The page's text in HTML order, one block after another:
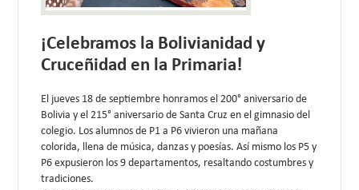
¡Celebramos la Bolivianidad y
Cruceñidad en la Primaria!
El jueves 18 de septiembre honramos el 200° aniversario de
Bolivia y el 215° aniversario de Santa Cruz en el gimnasio del
colegio. Los alumnos de P1 a P6 vivieron una mañana
colorida, llena de música, danzas y poesías. Así mismo los P5 y
P6 expusieron los 9 departamentos, resaltando costumbres y
tradiciones.